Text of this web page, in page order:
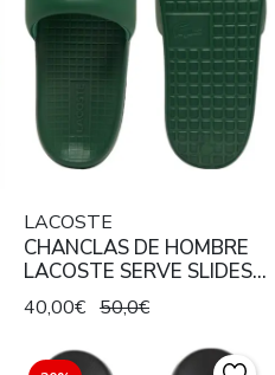
LACOSTE
CHANCLAS DE HOMBRE
LACOSTE SERVE SLIDES
1.0 DARK GREEN / WHITE
40,00€ 50,0€